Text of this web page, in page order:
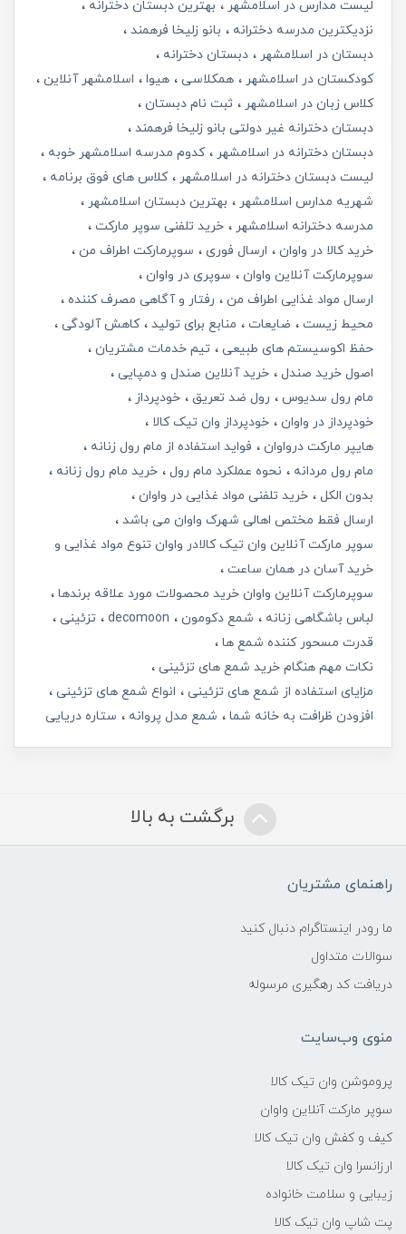
لیست مدارس در اسلامشهر
بهترین دبستان دخترانه
نزدیکترین مدرسه دخترانه
بانو زلیخا فرهمند
دبستان در اسلامشهر
دبستان دخترانه
کودکستان در اسلامشهر
همکلاسی هیوا
اسلامشهر آنلاین
کلاس زبان در اسلامشهر
ثبت نام دبستان
دبستان دخترانه غیر دولتی بانو زلیخا فرهمند
دبستان دخترانه در اسلامشهر
کدوم مدرسه اسلامشهر خوبه
لیست دبستان دخترانه در اسلامشهر
کلاس های فوق برنامه
شهریه مدارس اسلامشهر
بهترین دبستان اسلامشهر
مدرسه دخترانه اسلامشهر
خرید تلفنی سوپر مارکت
خرید کالا در واوان
ارسال فوری
سوپرمارکت اطراف من
سوپرمارکت آنلاین واوان
سوپری در واوان
ارسال مواد غذایی اطراف من
رفتار و آگاهی مصرف کننده
محیط زیست
ضایعات منابع برای تولید
کاهش آلودگی
حفظ اکوسیستم های طبیعی
تیم خدمات مشتریان
اصول خرید صندل
خرید آنلاین صندل و دمپایی
مام رول سدیوس
رول ضد تعریق
خودپرداز
خودپرداز در واوان
خودپرداز وان تیک کالا
هایپر مارکت درواوان
فواید استفاده از مام رول زنانه
مام رول مردانه
نحوه عملکرد مام رول
خرید مام رول زنانه
بدون الکل
خرید تلفنی مواد غذایی در واوان
ارسال فقط مختص اهالی شهرک واوان می باشد
سوپر مارکت آنلاین وان تیک کالادر واوان تنوع مواد غذایی و
خرید آسان در همان ساعت
سوپرمارکت آنلاین واوان خرید محصولات مورد علاقه برندها
لباس باشگاهی زنانه
شمع دکومون decomoon
تزئینی
قدرت مسحور کننده شمع ها
نکات مهم هنگام خرید شمع های تزئینی
مزایای استفاده از شمع های تزئینی
انواع شمع های تزئینی
افزودن ظرافت به خانه شما
شمع مدل پروانه ستاره دریایی
برگشت به بالا
راهنمای مشتریان
ما رودر اینستاگرام دنبال کنید
سوالات متداول
دریافت کد رهگیری مرسوله
منوی وب‌سایت
پروموشن وان تیک کالا
سوپر مارکت آنلاین واوان
کیف و کفش وان تیک کالا
ارزانسرا وان تیک کالا
زیبایی و سلامت خانواده
پت شاپ وان تیک کالا